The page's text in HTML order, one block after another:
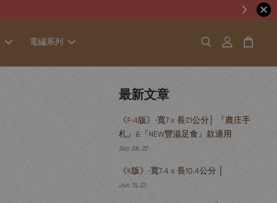
電繡系列
最新文章
《F-4版》-寬7 x 長21公分│ 『農庄手
札』&『NEW豐溢足食』款適用
Sep 08, 22
《K版》-寬7.4 x 長10.4公分 │
Jun 15, 22